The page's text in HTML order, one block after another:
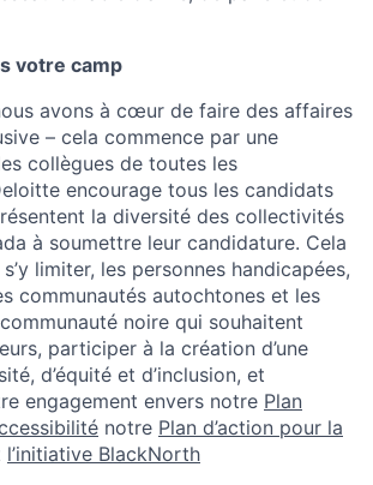
votre camp
avons à cœur de faire des affaires
– cela commence par une
collègues de toutes les
encourage tous les candidats
la diversité des collectivités
à soumettre leur candidature. Cela
limiter, les personnes handicapées,
communautés autochtones et les
noire qui souhaitent
participer à la création d’une
d’équité et d’inclusion, et
engagement envers notre Plan
notre Plan d’action pour la
l’initiative BlackNorth